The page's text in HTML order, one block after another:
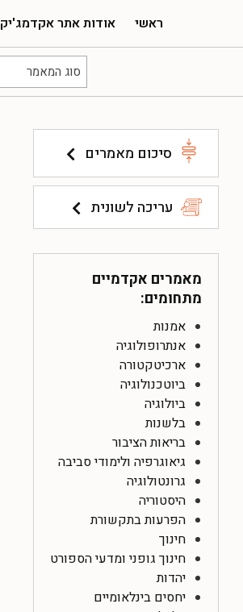
ראשי אודות אתר אקדמג'יק
סוג המאמר
סיכום מאמרים
עריכה לשונית
מאמרים אקדמיים
מתחומים:
אמנות
אנתרופולוגיה
ארכיטקטורה
ביוטכנולוגיה
ביולוגיה
בלשנות
בריאות הציבור
גיאוגרפיה ולימודי סביבה
גרונטולוגיה
היסטוריה
הפרעות בתקשורת
חינוך
חינוך גופני ומדעי הספורט
יהדות
יחסים בינלאומיים